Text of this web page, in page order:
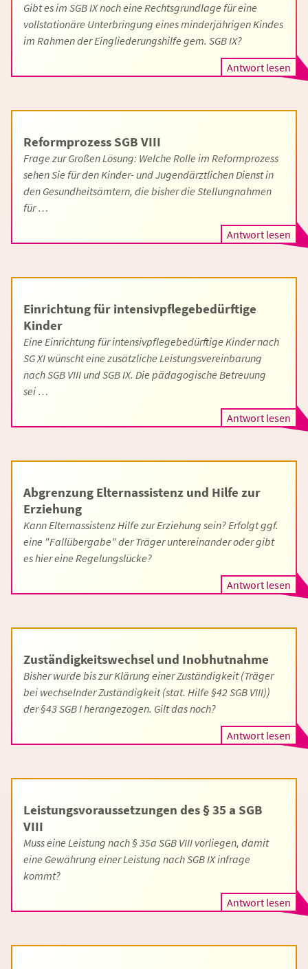
Gibt es im SGB IX noch eine Rechtsgrundlage für eine
vollstationäre Unterbringung eines minderjährigen Kindes
im Rahmen der Eingliederungshilfe gem. SGB IX?
Antwort lesen
Reformprozess SGB VIII
Frage zur Großen Lösung: Welche Rolle im Reformprozess
sehen Sie für den Kinder- und Jugendärztlichen Dienst in
den Gesundheitsämtern, die bisher die Stellungnahmen
für …
Antwort lesen
Einrichtung für intensivpflegebedürftige
Kinder
Eine Einrichtung für intensivpflegebedürftige Kinder nach
SG XI wünscht eine zusätzliche Leistungsvereinbarung
nach SGB VIII und SGB IX. Die pädagogische Betreuung
sei …
Antwort lesen
Abgrenzung Elternassistenz und Hilfe zur
Erziehung
Kann Elternassistenz Hilfe zur Erziehung sein? Erfolgt ggf.
eine "Fallübergabe" der Träger untereinander oder gibt
es hier eine Regelungslücke?
Antwort lesen
Zuständigkeitswechsel und Inobhutnahme
Bisher wurde bis zur Klärung einer Zuständigkeit (Träger
bei wechselnder Zuständigkeit (stat. Hilfe §42 SGB VIII))
der §43 SGB I herangezogen. Gilt das noch?
Antwort lesen
Leistungsvoraussetzungen des § 35 a SGB
VIII
Muss eine Leistung nach § 35a SGB VIII vorliegen, damit
eine Gewährung einer Leistung nach SGB IX infrage
kommt?
Antwort lesen